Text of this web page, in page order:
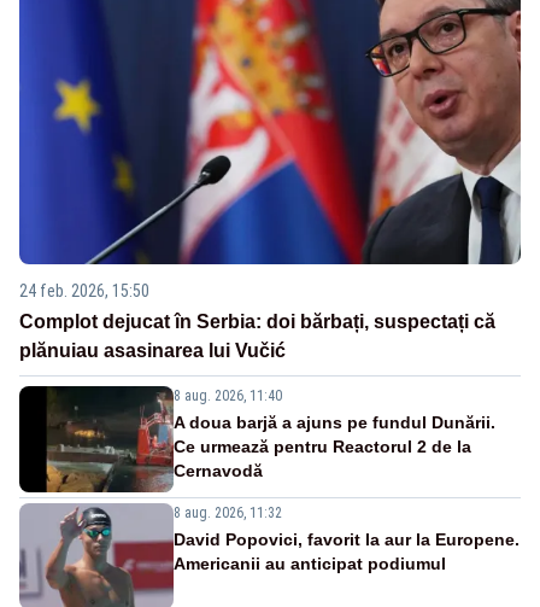
24 feb. 2026, 15:50
Complot dejucat în Serbia: doi bărbați, suspectați că
plănuiau asasinarea lui Vučić
8 aug. 2026, 11:40
A doua barjă a ajuns pe fundul Dunării.
Ce urmează pentru Reactorul 2 de la
Cernavodă
8 aug. 2026, 11:32
David Popovici, favorit la aur la Europene.
Americanii au anticipat podiumul